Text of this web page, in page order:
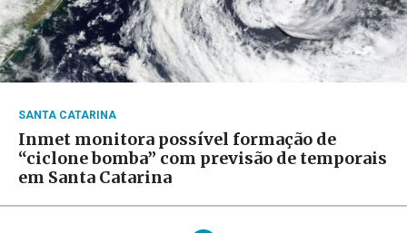
SANTA CATARINA
Inmet monitora possível formação de
“ciclone bomba” com previsão de temporais
em Santa Catarina